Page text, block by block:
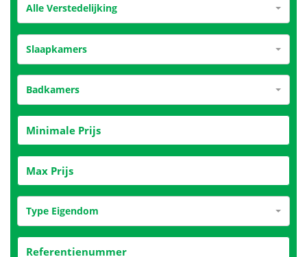
Alle Verstedelijking
Slaapkamers
Badkamers
Type Eigendom